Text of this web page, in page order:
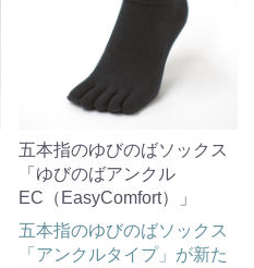
五本指のゆびのばソックス
「ゆびのばアンクル
EC（EasyComfort）」
五本指のゆびのばソックス
「アンクルタイプ」が新た